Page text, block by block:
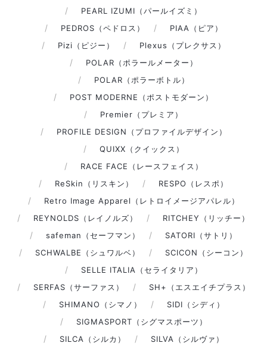
PEARL IZUMI（パールイズミ）
PEDROS（ペドロス）
PIAA（ピア）
Pizi（ピジー）
Plexus（プレクサス）
POLAR（ポラールメーター）
POLAR（ポラーボトル）
POST MODERNE（ポストモダーン）
Premier（プレミア）
PROFILE DESIGN（プロファイルデザイン）
QUIXX（クイックス）
RACE FACE（レースフェイス）
ReSkin（リスキン）
RESPO（レスポ）
Retro Image Apparel（レトロイメージアパレル）
REYNOLDS（レイノルズ）
RITCHEY（リッチー）
safeman（セーフマン）
SATORI（サトリ）
SCHWALBE（シュワルベ）
SCICON（シーコン）
SELLE ITALIA（セライタリア）
SERFAS（サーファス）
SH+（エスエイチプラス）
SHIMANO（シマノ）
SIDI（シディ）
SIGMASPORT（シグマスポーツ）
SILCA（シルカ）
SILVA（シルヴァ）